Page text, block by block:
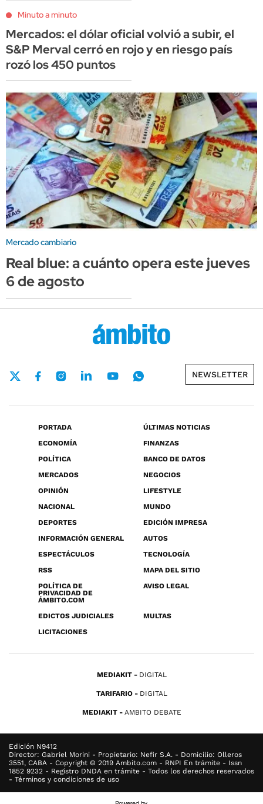
Minuto a minuto
Mercados: el dólar oficial volvió a subir, el
S&P Merval cerró en rojo y en riesgo país
rozó los 450 puntos
Mercado cambiario
Real blue: a cuánto opera este jueves
6 de agosto
NEWSLETTER
PORTADA
ÚLTIMAS NOTICIAS
ECONOMÍA
FINANZAS
POLÍTICA
BANCO DE DATOS
MERCADOS
NEGOCIOS
OPINIÓN
LIFESTYLE
NACIONAL
MUNDO
DEPORTES
EDICIÓN IMPRESA
INFORMACIÓN GENERAL
AUTOS
ESPECTÁCULOS
TECNOLOGÍA
RSS
MAPA DEL SITIO
POLÍTICA DE
PRIVACIDAD DE
ÁMBITO.COM
AVISO LEGAL
EDICTOS JUDICIALES
MULTAS
LICITACIONES
MEDIAKIT DIGITAL
TARIFARIO DIGITAL
MEDIAKIT AMBITO DEBATE
Edición N9412
Director: Gabriel Morini - Propietario: Nefir S.A. - Domicilio: Olleros
3551, CABA - Copyright © 2019 Ambito.com - RNPI En trámite - Issn
1852 9232 - Registro DNDA en trámite - Todos los derechos reservados
- Términos y condiciones de uso